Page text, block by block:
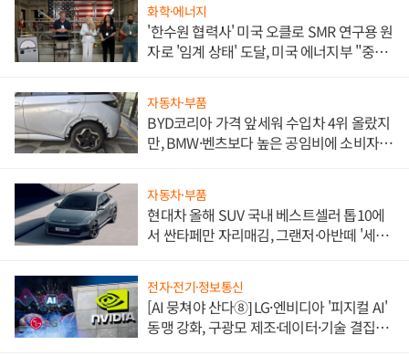
화학·에너지
'한수원 협력사' 미국 오클로 SMR 연구용 원
자로 '임계 상태' 도달, 미국 에너지부 "중요
자동차·부품
BYD코리아 가격 앞세워 수입차 4위 올랐지
만, BMW·벤츠보다 높은 공임비에 소비자
자동차·부품
현대차 올해 SUV 국내 베스트셀러 톱10에
서 싼타페만 자리매김, 그랜저·아반떼 '세단
전자·전기·정보통신
[AI 뭉쳐야 산다⑧] LG·엔비디아 '피지컬 AI'
동맹 강화, 구광모 제조·데이터·기술 결집